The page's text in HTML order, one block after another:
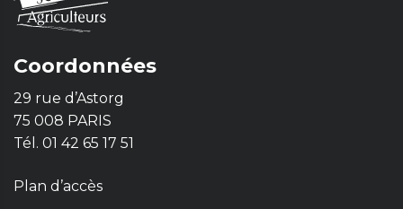
Coordonnées
29 rue d’Astorg
75 008 PARIS
Tél. 01 42 65 17 51
Plan d’accès